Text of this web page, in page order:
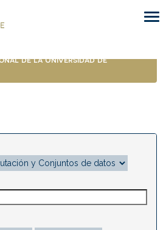
de la Universidad de